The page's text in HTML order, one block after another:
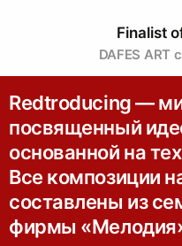
Finalist
DAFES ART
Redtroducing —
посвященный
основанной на
Все композиции
составлены из
фирмы